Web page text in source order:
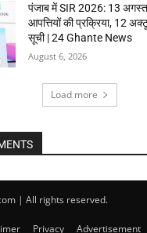
पंजाब में SIR 2026: 13
आपत्तियों की प्रक्रिया, 12
सूची | 24 Ghante News
August 6, 2026
Load more
| All rights reserved.
Privacy Advertisement